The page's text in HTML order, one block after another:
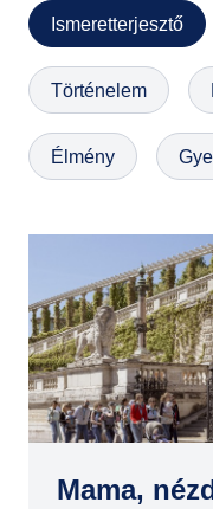
Ismeretterjesztő
Történelem
Élmény
Mama,